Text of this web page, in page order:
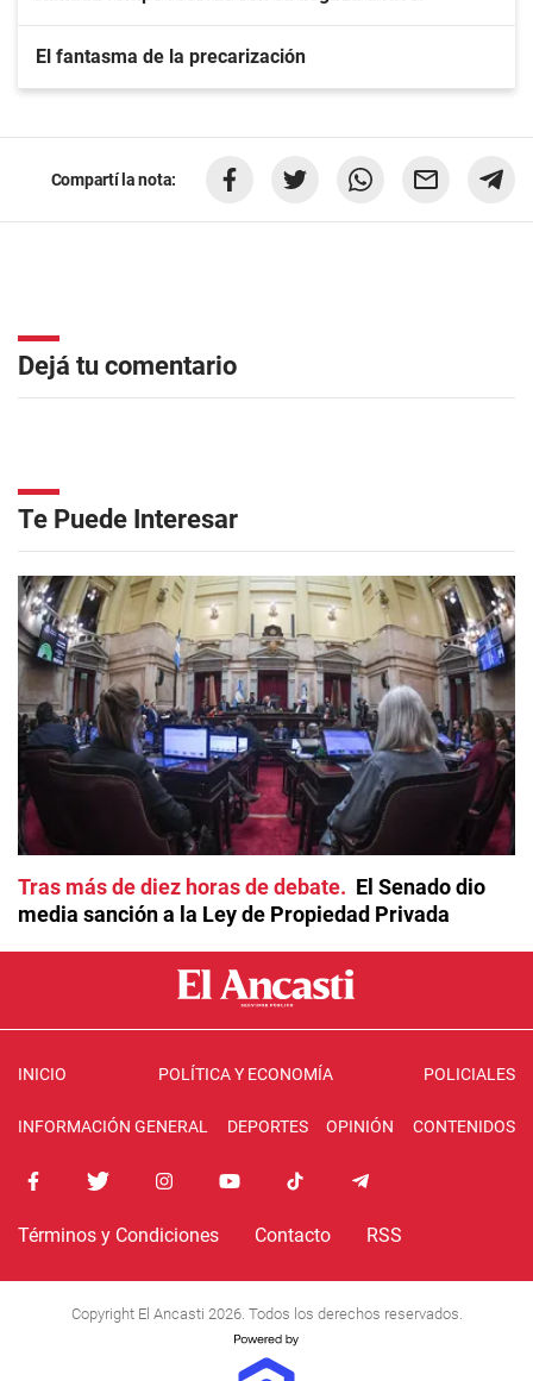
El fantasma de la precarización
Compartí la nota:
Dejá tu comentario
Te Puede Interesar
Tras más de diez horas de debate
El Senado dio
media sanción a la Ley de Propiedad Privada
INICIO POLÍTICA Y ECONOMÍA POLICIALES
INFORMACIÓN GENERAL DEPORTES OPINIÓN CONTENIDOS
Términos y Condiciones Contacto RSS
Copyright El Ancasti 2026. Todos los derechos reservados.